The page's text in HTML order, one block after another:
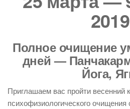
Полное очищение
дней —
Йога,
Приглашаем вас пройти весенний
психофизиологического очищения